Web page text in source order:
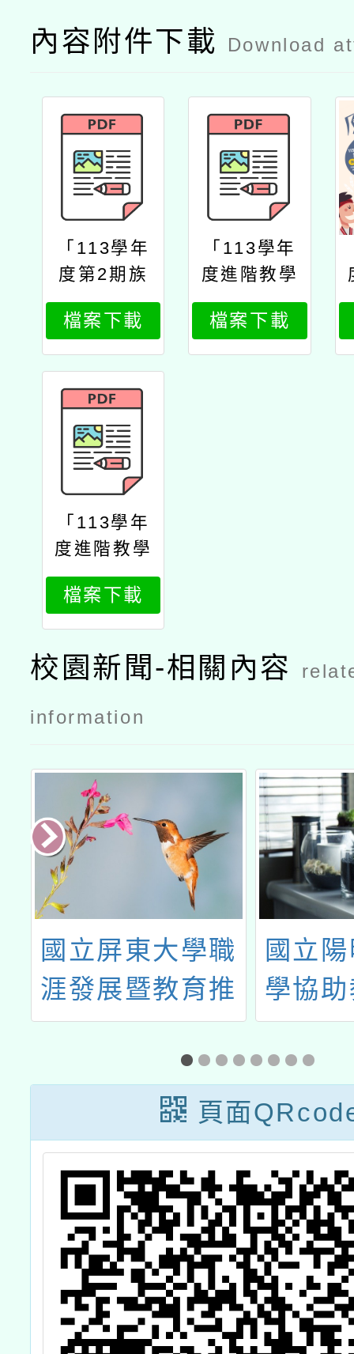
內容附件下載 Download
「113學年
度第2期族
語學習班」
招生簡章
檔案下載
「113學年
度進階教學
知能學分課
程－族語命
題」及「11
檔案下載
「113學年
度進階教學
知能學分課
程－族語命
題」招生簡
章
檔案下載
校園新聞-相關內容
information
國立屏東大學職
涯發展暨教育推
廣處推廣教育中
心辦理「114年
度高級中等以下
學校教師在職進
修專長增能學分
班」
國立
學協
小學
進方案
素養
之第
頁面